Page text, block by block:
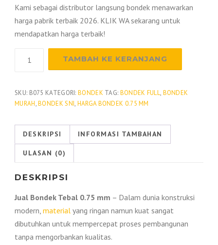
Kami sebagai distributor langsung bondek menawarkan
harga pabrik terbaik 2026. KLIK WA sekarang untuk
mendapatkan harga terbaik!
0.75
mm
TAMBAH KE KERANJANG
SKU: B075 KATEGORI:BONDEK TAG: BONDEK FULL, BONDEK
MURAH,BONDEK SNI, HARGA BONDEK 0.75 MM
DESKRIPSI INFORMASI TAMBAHAN
ULASAN (0)
DESKRIPSI
Jual Bondek Tebal 0.75 mm – Dalam dunia konstruksi
modern, material yang ringan namun kuat sangat
dibutuhkan untuk mempercepat proses pembangunan
tanpa mengorbankan kualitas.